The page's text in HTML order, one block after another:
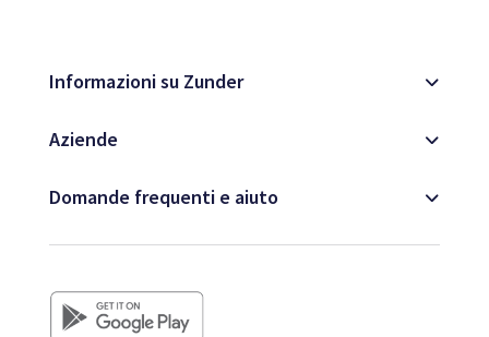
Informazioni su Zunder
Aziende
Domande frequenti e aiuto